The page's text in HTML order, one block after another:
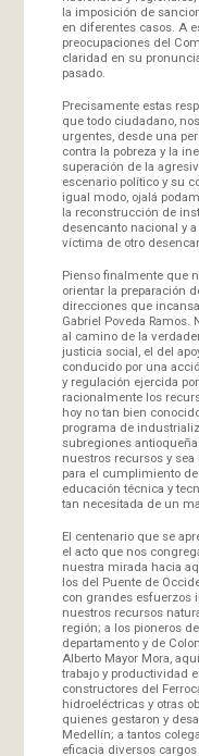
la imposición de
en diferentes casos. A
preocupaciones del
claridad en su
pasado.
Precisamente estas
que todo ciudadano,
urgentes, desde una
contra la pobreza y la
superación de la
escenario político y su
igual modo, ojalá
la reconstrucción de
desencanto nacional y
víctima de otro
Pienso finalmente que
orientar la preparación
direcciones que
Gabriel Poveda
al camino de la
justicia social, el del
conducido por una
y regulación ejercida
racionalmente los
hoy no tan bien
programa de
subregiones
nuestros recursos y
para el cumplimiento
educación técnica y
tan necesitada de un
El centenario que se
el acto que nos
nuestra mirada hacia
los del Puente de
con grandes esfuerzos
nuestros recursos
región; a los pioneros
departamento y de
Alberto Mayor Mora,
trabajo y productividad
constructores del
hidroeléctricas y otras
quienes gestaron y
Medellín; a tantos
eficacia diversos